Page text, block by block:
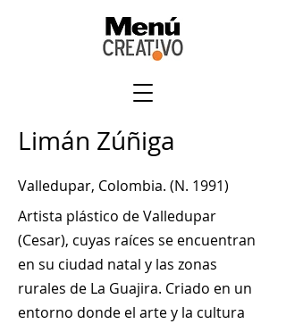
Limán Zúñiga
Valledupar, Colombia. (N. 1991)
Artista plástico de Valledupar
(Cesar), cuyas raíces se encuentran
en su ciudad natal y las zonas
rurales de La Guajira. Criado en un
entorno donde el arte y la cultura